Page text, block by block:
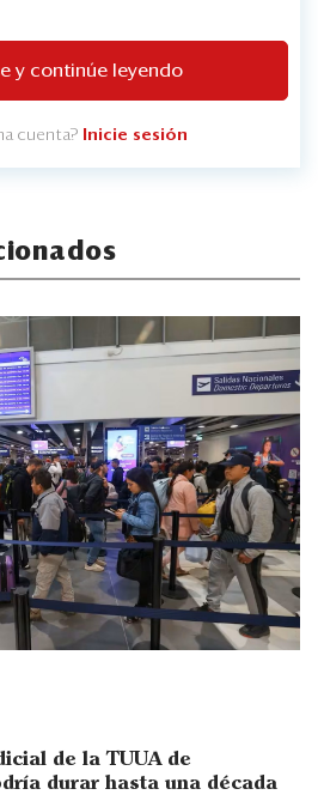
y continúe leyendo
cuenta? Inicie sesión
de la TUUA de
durar hasta una década